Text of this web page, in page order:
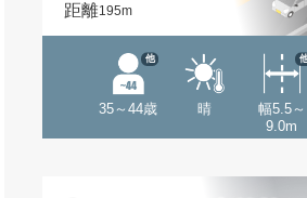
距離195m
35～44歳
他
晴
幅5.5～
9.0m